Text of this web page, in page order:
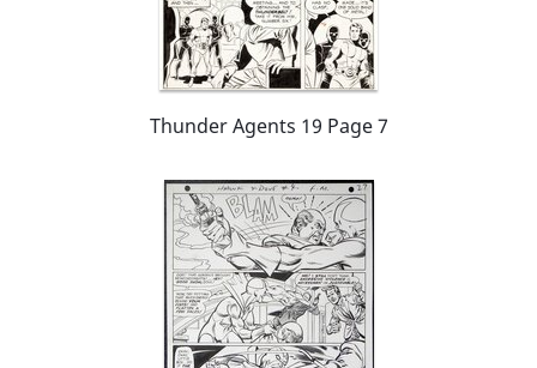
Thunder Agents 19 Page 7